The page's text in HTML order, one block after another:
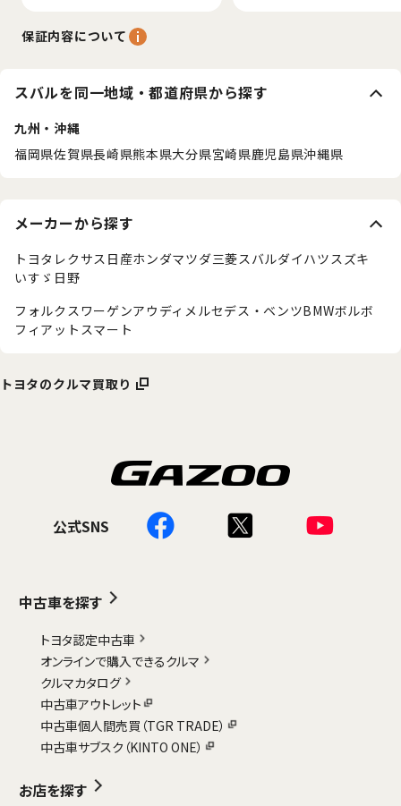
保証内容について
スバルを同一地域・都道府県から探す
九州・沖縄
福岡県佐賀県長崎県熊本県大分県宮崎県鹿児島県沖縄県
メーカーから探す
トヨタ レクサス 日産ホンダマツダ三菱スバルダイハツ スズキ
いすゞ 日野
フォルクスワーゲンアウディ メルセデス・ベンツBMWボルボ
フィアット スマート
トヨタのクルマ買取り
公式SNS
中古車を探す
トヨタ認定中古車
オンラインで購入できるクルマ
クルマカタログ
中古車アウトレット
中古車個人間売買（TGR TRADE）
中古車サブスク（KINTO ONE）
お店を探す